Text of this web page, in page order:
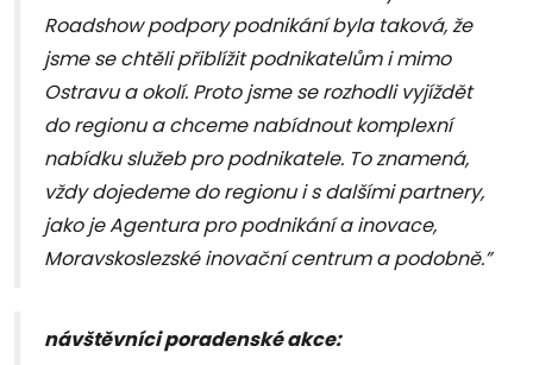
Roadshow podpory podnikání byla taková, že
jsme se chtěli přiblížit podnikatelům i mimo
Ostravu a okolí. Proto jsme se rozhodli vyjíždět
do regionu a chceme nabídnout komplexní
nabídku služeb pro podnikatele. To znamená,
vždy dojedeme do regionu i s dalšími partnery,
jako je Agentura pro podnikání a inovace,
Moravskoslezské inovační centrum a podobně.”
návštěvníci poradenské akce: